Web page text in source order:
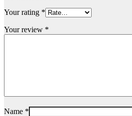
Your rating *
Your review *
Name *